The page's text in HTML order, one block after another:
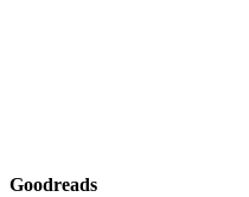
Goodreads